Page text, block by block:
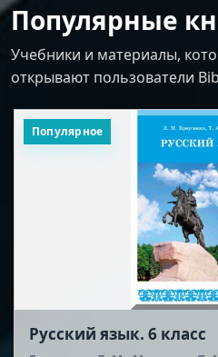
Популярные
Учебники и материалы,
открывают пользователи
Популярное
Русская